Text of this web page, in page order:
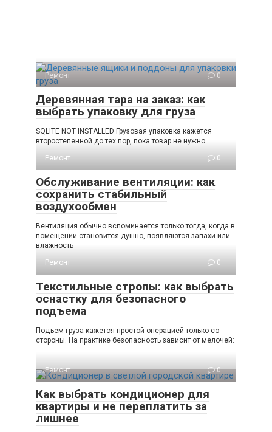
Ремонт 0
Деревянная тара на заказ: как
выбрать упаковку для груза
SQLITE NOT INSTALLED Грузовая упаковка кажется
второстепенной до тех пор, пока товар не нужно
Ремонт
0
Обслуживание вентиляции: как
сохранить стабильный
воздухообмен
Вентиляция обычно вспоминается только тогда, когда в
помещении становится душно, появляются запахи или
влажность
Ремонт
0
Текстильные стропы: как выбрать
оснастку для безопасного
подъема
Подъем груза кажется простой операцией только со
стороны. На практике безопасность зависит от мелочей:
Ремонт 0
Как выбрать кондиционер для
квартиры и не переплатить за
лишнее